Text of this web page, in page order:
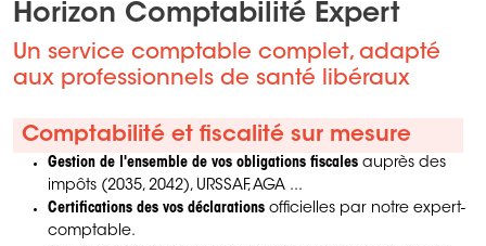
Horizon Comptabilité Expert
Un service comptable complet, adapté
aux professionnels de santé libéraux
Comptabilité et fiscalité sur mesure
Gestion de l'ensemble de vos obligations fiscales auprès des
impôts (2035, 2042), URSSAF, AGA ...
Certifications des vos déclarations officielles par notre expert-
comptable.